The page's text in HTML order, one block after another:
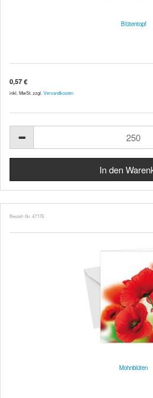
Blütentopf
0,57 €
inkl. MwSt. zzgl. Versandkosten
Bestell-Nr. 47176
Mohnblüten